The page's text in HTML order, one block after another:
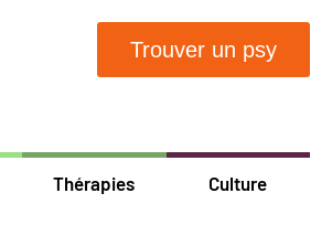
Trouver un psy
Thérapies Culture